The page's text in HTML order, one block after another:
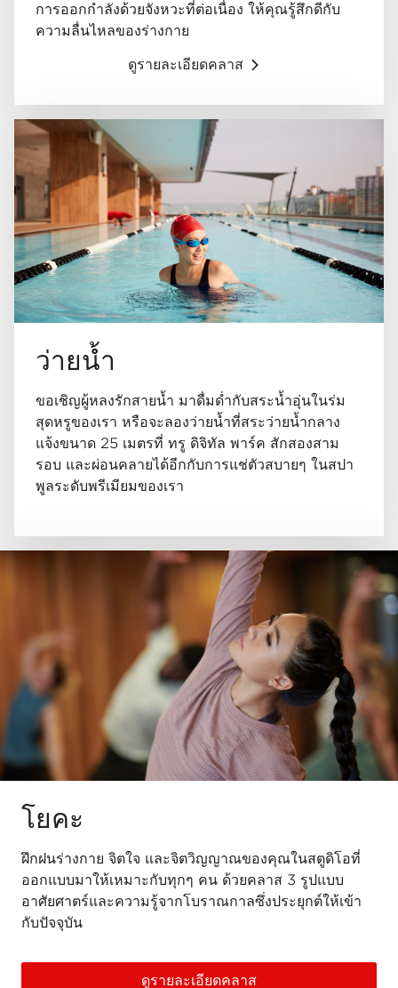
การออกกำลังด้วยจังหวะที่ต่อเนื่อง ให้คุณรู้สึกดีกับ
ความลื่นไหลของร่างกาย
ดูรายละเอียดคลาส
ว่ายน้ำ
ขอเชิญผู้หลงรักสายน้ำ มาดื่มด่ำกับสระน้ำอุ่นในร่ม
สุดหรูของเรา หรือจะลองว่ายน้ำที่สระว่ายน้ำกลาง
แจ้งขนาด 25 เมตรที่ ทรู ดิจิทัล พาร์ค สักสองสาม
รอบ และผ่อนคลายได้อีกกับการแช่ตัวสบายๆ ในสปา
พูลระดับพรีเมียมของเรา
โยคะ
ฝึกฝนร่างกาย จิตใจ และจิตวิญญาณของคุณในสตูดิโอที่
ออกแบบมาให้เหมาะกับทุกๆ คน ด้วยคลาส 3 รูปแบบ
อาศัยศาตร์และความรู้จากโบราณกาลซึ่งประยุกต์ให้เข้า
กับปัจจุบัน
ดูรายละเอียดคลาส